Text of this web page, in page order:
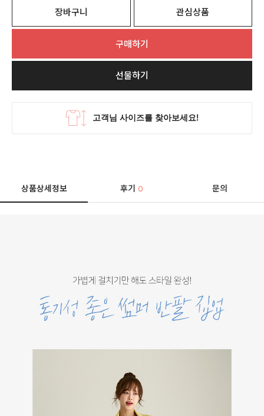
장바구니 관심상품
구매하기
선물하기
상품상세정보 후기0 문의